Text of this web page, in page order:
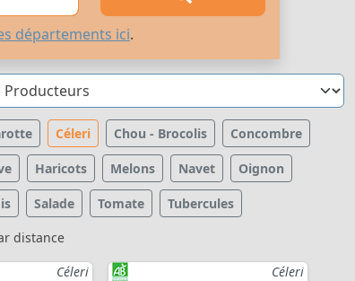
départements ici.
Céleri Chou - Brocolis Concombre
Haricots Melons Navet Oignon
Salade Tomate
Tubercules
distance
Céleri Céleri